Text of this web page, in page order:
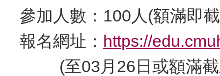
參加人數：100人(額滿即
報名網址： https://
(至03月26日或額滿截